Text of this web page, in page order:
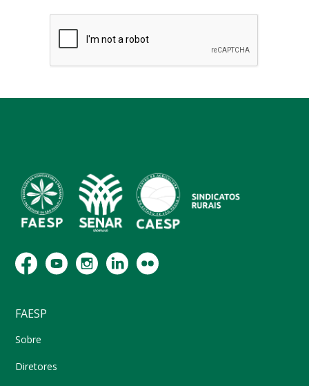
FAESP
Sobre
Diretores